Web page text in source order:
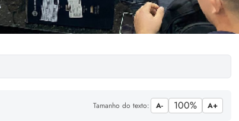
Tamanho do texto: A- 100% A+